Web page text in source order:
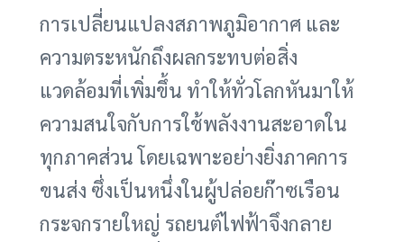
การเปลี่ยนแปลงสภาพภูมิอากาศ และ
ความตระหนักถึงผลกระทบต่อสิ่ง
แวดล้อมที่เพิ่มขึ้น ทำให้ทั่วโลกหันมาให้
ความสนใจกับการใช้พลังงานสะอาดใน
ทุกภาคส่วน โดยเฉพาะอย่างยิ่งภาคการ
ขนส่ง ซึ่งเป็นหนึ่งในผู้ปล่อยก๊าซเรือน
กระจกรายใหญ่ รถยนต์ไฟฟ้าจึงกลาย